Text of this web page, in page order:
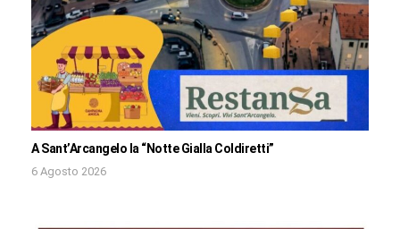
A Sant’Arcangelo la “Notte Gialla Coldiretti”
6 Agosto 2026